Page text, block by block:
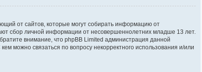
от сайтов, которые могут собирать информацию от
сбор личной информации от несовершеннолетних младше 13 лет.
внимание, что phpBB Limited администрация данной
можно связаться по вопросу некорректного использования и/или